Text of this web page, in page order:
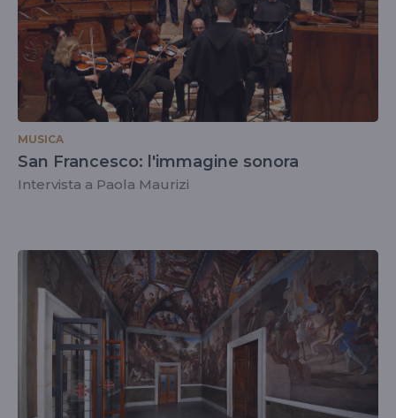
MUSICA
San Francesco: l'immagine sonora
Intervista a Paola Maurizi